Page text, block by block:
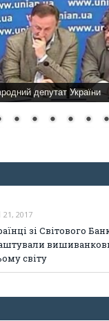
депутат України
21, 2017
зі Світового
світу